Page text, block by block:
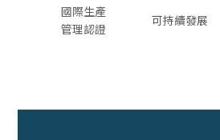
國際生產
管理認證
可持續發展